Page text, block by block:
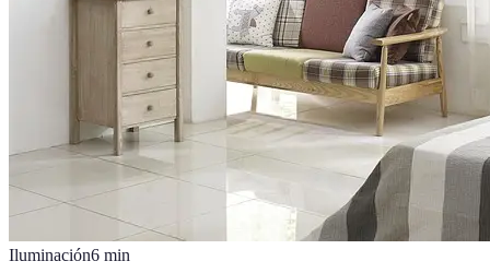
Iluminación6 min